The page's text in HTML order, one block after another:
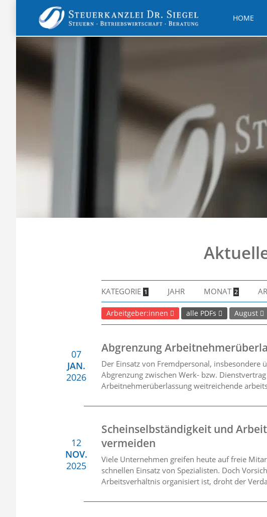
HOME
KATEGORIE 1 JAHR MONAT 2
Arbeitgeber:innen alle PDFs August
07
JAN.
2026
Abgrenzung
Der Einsatz von Fremdpersonal,
Abgrenzung zwischen Werk- bzw.
Arbeitnehmerüberlassung weitreichende
12
NOV.
2025
Scheinselbständigkeit und
vermeiden
Viele Unternehmen greifen heute auf freie
schnellen Einsatz von Spezialisten. Doch
Arbeitsverhältnis organisiert ist, droht der